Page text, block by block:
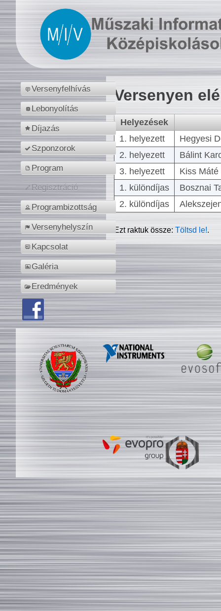
Versenyfelhívás
Lebonyolítás
Díjazás
Szponzorok
Program
Regisztráció
Programbizottság
Versenyhelyszín
Kapcsolat
Galéria
Eredmények
Versenyen
Helyezések
1. helyezett
Hegyesi
2. helyezett
Bálint
3. helyezett
Kiss
1. különdíjas
Bosznai
2. különdíjas
Ezt raktuk össze:Töltsd le!.